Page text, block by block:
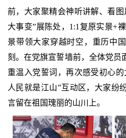
前，大家聚精会神听讲解、看
大事变”展陈处，1:1复原实景+
景带领大家穿越时空，重历中
刻。在党旗宣誓墙前，全体党员
重温入党誓词，再次感受初心的
人民就是江山”互动区，大家纷
言留在祖国瑰丽的山川上。